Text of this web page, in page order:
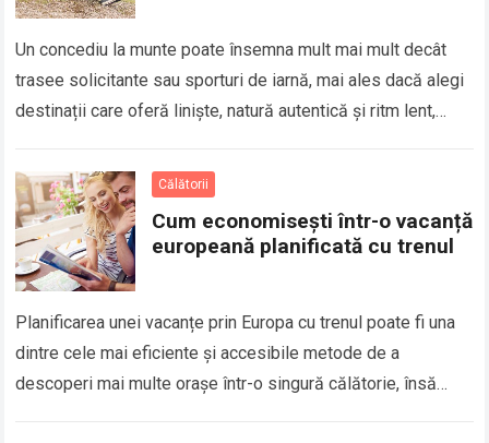
Un concediu la munte poate însemna mult mai mult decât
trasee solicitante sau sporturi de iarnă, mai ales dacă alegi
destinații care oferă liniște, natură autentică și ritm lent,
Călătorii
Cum economisești într-o vacanță
europeană planificată cu trenul
Planificarea unei vacanțe prin Europa cu trenul poate fi una
dintre cele mai eficiente și accesibile metode de a
descoperi mai multe orașe într-o singură călătorie, însă